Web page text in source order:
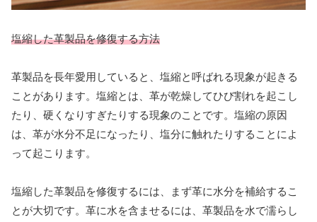
塩縮した革製品を修復する方法
革製品を長年愛用していると、塩縮と呼ばれる現象が起きる
ことがあります。塩縮とは、革が乾燥してひび割れを起こし
たり、硬くなりすぎたりする現象のことです。塩縮の原因
は、革が水分不足になったり、塩分に触れたりすることによ
って起こります。
塩縮した革製品を修復するには、まず革に水分を補給するこ
とが大切です。革に水を含ませるには、革製品を水で濡らし